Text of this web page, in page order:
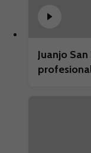
Juanjo